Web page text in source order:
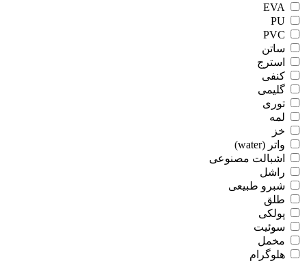
EVA
PU
PVC
ساتن
استرج
کنفی
گلیمی
توری
لمه
خز
واتر (water)
اشبالت مصنوعی
راشل
شبرو طبیعی
طلق
پولکی
سوئیت
مخمل
هلوگرام